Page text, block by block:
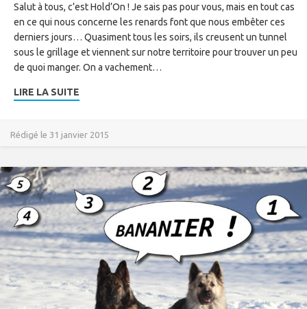
Salut à tous, c’est Hold’On ! Je sais pas pour vous, mais en tout cas
en ce qui nous concerne les renards font que nous embêter ces
derniers jours… Quasiment tous les soirs, ils creusent un tunnel
sous le grillage et viennent sur notre territoire pour trouver un peu
de quoi manger. On a vachement…
LIRE LA SUITE
Rédigé le 31 janvier 2015